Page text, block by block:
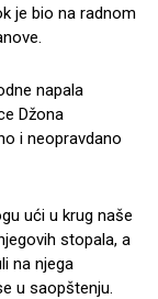
je bio na radnom
napala
Džona
i neopravdano
ući u krug naše
stopala, a
na njega
u saopštenju.